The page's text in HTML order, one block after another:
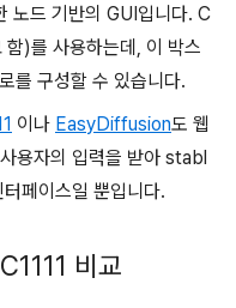
드 기반의 GUI입니다. C
)를 사용하는데, 이 박스
를 구성할 수 있습니다.
이나 EasyDiffusion도 웹
용자의 입력을 받아 stabl
페이스일 뿐입니다.
비교